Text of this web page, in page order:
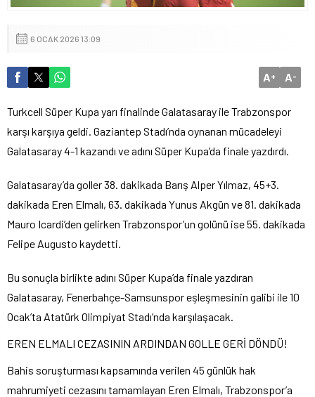
6 OCAK 2026 13:09
A+ A-
Turkcell Süper Kupa yarı finalinde Galatasaray ile Trabzonspor
karşı karşıya geldi. Gaziantep Stadı’nda oynanan mücadeleyi
Galatasaray 4-1 kazandı ve adını Süper Kupa’da finale yazdırdı.
Galatasaray’da goller 38. dakikada Barış Alper Yılmaz, 45+3.
dakikada Eren Elmalı, 63. dakikada Yunus Akgün ve 81. dakikada
Mauro Icardi’den gelirken Trabzonspor’un golünü ise 55. dakikada
Felipe Augusto kaydetti.
Bu sonuçla birlikte adını Süper Kupa’da finale yazdıran
Galatasaray, Fenerbahçe-Samsunspor eşleşmesinin galibi ile 10
Ocak’ta Atatürk Olimpiyat Stadı’nda karşılaşacak.
EREN ELMALI CEZASININ ARDINDAN GOLLE GERİ DÖNDÜ!
Bahis soruşturması kapsamında verilen 45 günlük hak
mahrumiyeti cezasını tamamlayan Eren Elmalı, Trabzonspor’a